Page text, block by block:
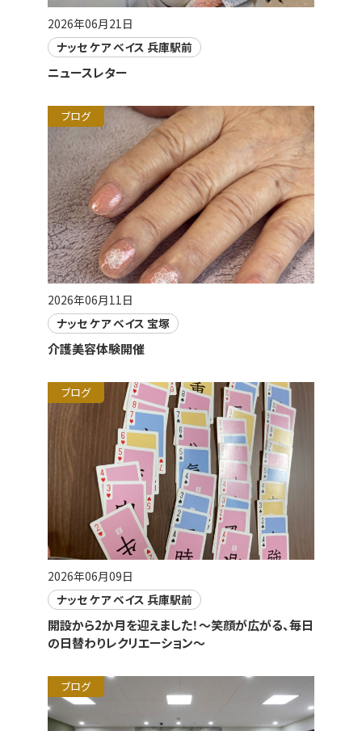
2026年06月21日
ナッセ ケア ベイス 兵庫駅前
ニュースレター
ブログ
2026年06月11日
ナッセ ケア ベイス 宝塚
介護美容体験開催
ブログ
2026年06月09日
ナッセ ケア ベイス 兵庫駅前
開設から2か月を迎えました！～笑顔が広がる、毎日
の日替わりレクリエーション～
ブログ